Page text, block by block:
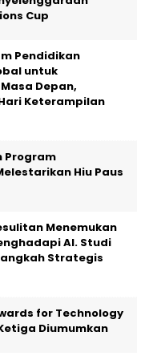
Cup
Pendidikan
untuk
Depan,
Keterampilan
Program
Hiu Paus
Menemukan
AI. Studi
Strategis
for Technology
Diumumkan